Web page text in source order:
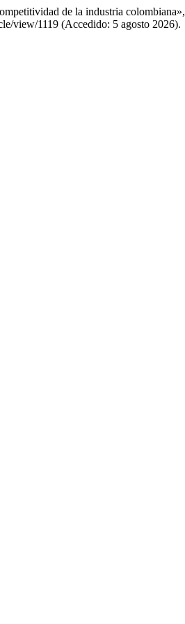
de la industria colombiana»,
view/1119 (Accedido: 5 agosto 2026).